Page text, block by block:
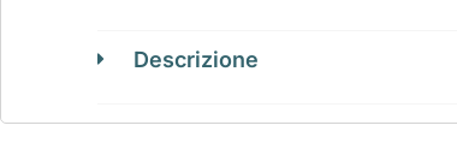
Descrizione